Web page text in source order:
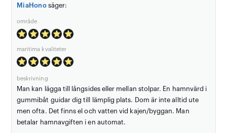
MiaHonosäger:
område
maritima kvaliteter
beskrivning
Man kan lägga till långsides eller mellan stolpar. En hamnvärd i
gummibåt guidar dig till lämplig plats. Dom är inte alltid ute
men ofta. Det finns el och vatten vid kajen/byggan. Man
betalar hamnavgiften i en automat.